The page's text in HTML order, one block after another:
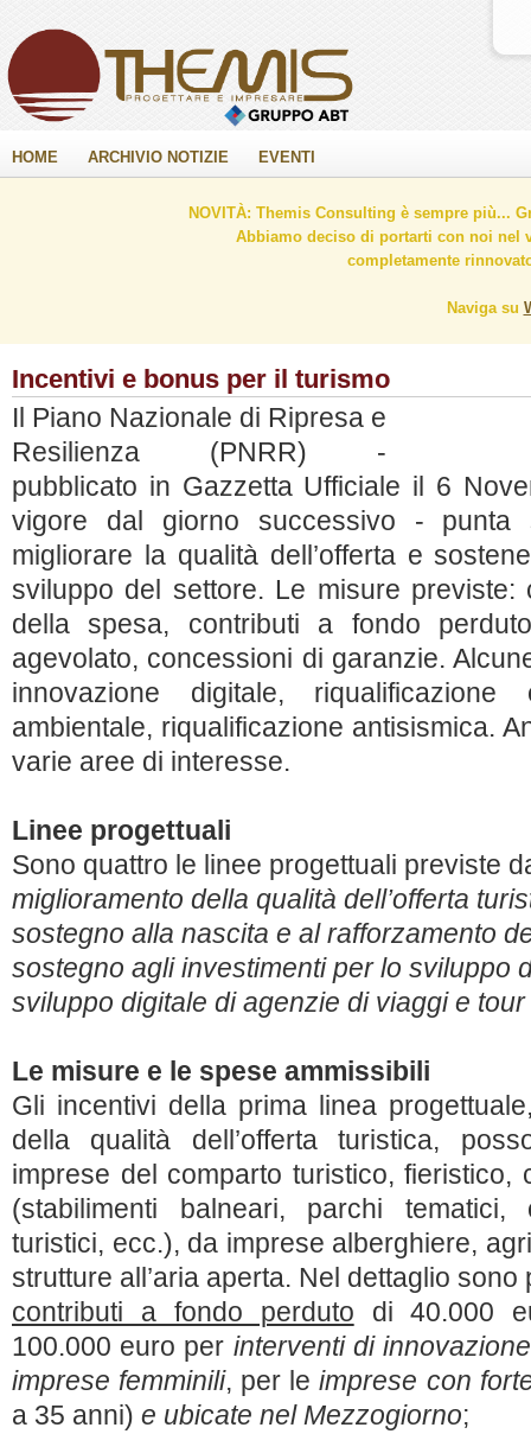
HOME ARCHIVIO NOTIZIE EVENTI
NOVITÀ: Themis Consulting è sempre più...
Abbiamo deciso di portarti con noi nel
completamente
Naviga su
Incentivi e bonus per il turismo
Il Piano Nazionale di Ripresa e
Resilienza (PNRR) -
pubblicato in Gazzetta Ufficiale il 6
vigore dal giorno successivo - punta
migliorare la qualità dell’offerta e
sviluppo del settore. Le misure previste:
della spesa, contributi a fondo
agevolato, concessioni di garanzie.
innovazione digitale, riqualificazione
ambientale, riqualificazione antisismica.
varie aree di interesse.
Linee progettuali
Sono quattro le linee progettuali previste
miglioramento della qualità dell’offerta
sostegno alla nascita e al rafforzamento
sostegno agli investimenti per lo sviluppo
sviluppo digitale di agenzie di viaggi e
Le misure e le spese ammissibili
Gli incentivi della prima linea
della qualità dell’offerta turistica,
imprese del comparto turistico, fieristico,
(stabilimenti balneari, parchi tematici,
turistici, ecc.), da imprese alberghiere,
strutture all’aria aperta. Nel dettaglio sono
contributi a fondo perduto di 40.000
100.000 euro per interventi di
imprese femminili, per le imprese con
a 35 anni) e ubicate nel Mezzogiorno;